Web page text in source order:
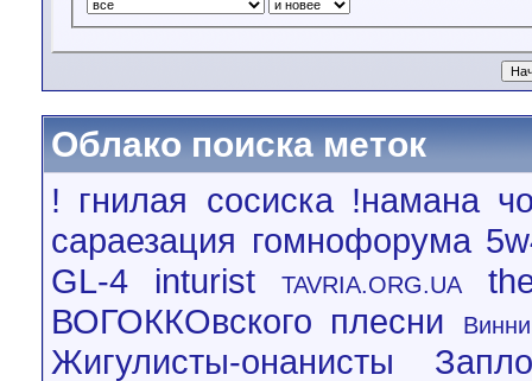
Облако поиска меток
! гнилая сосиска !намана
сараезация гомнофорума
GL-4
inturist TAVRIA.ORG.UA
ВОГОККОвского плесни
Жигулисты-онанисты